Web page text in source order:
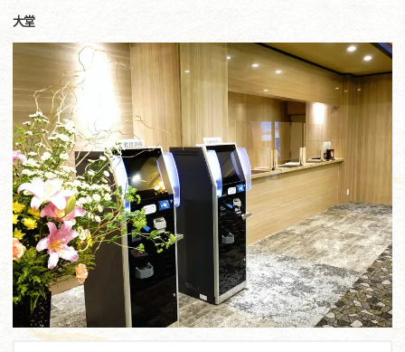
大堂